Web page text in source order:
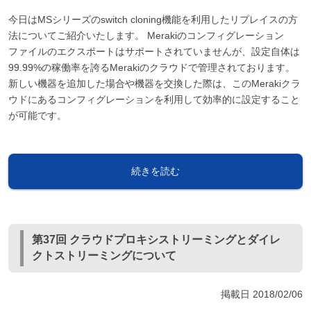
今日はMSシリーズのswitch cloning機能を利用したリプレイスの方
法についてご紹介いたします。 Merakiのコンフィグレーション
ファイルのエクスポートはサポートされていませんが、設定自体は
99.99%の稼働率を誇るMerakiのクラウドで管理されております。
新しい機器を追加した場合や機器を交換した際は、このMerakiクラ
ウドにあるコンフィグレーションを利用して効率的に設定すること
が可能です。
続きを読む
第37回 クラウドプロキシストリーミングとダイレ
クトストリーミングについて
掲載日2018/02/06